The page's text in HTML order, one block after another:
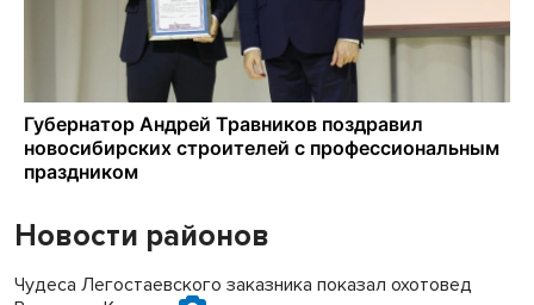
Новости районов
Чудеса Легостаевского заказника показал охотовед